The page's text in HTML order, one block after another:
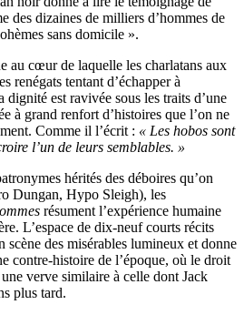
des dizaines de milliers d’hommes de
sans domicile ».
au cœur de laquelle les charlatans aux
renégats tentant d’échapper à
est ravivée sous les traits d’une
à grand renfort d’histoires que l’on ne
Comme il l’écrit : « Les hobos sont
l’un de leurs semblables. »
hérités des déboires qu’on
Dungan, Hypo Sleigh), les
résument l’expérience humaine
L’espace de dix-neuf courts récits
scène des misérables lumineux et donne
contre-histoire de l’époque, où le droit
verve similaire à celle dont Jack
plus tard.